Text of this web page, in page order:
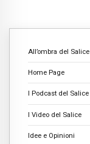
All’ombra del Salice
Home Page
I Podcast del Salice
I Video del Salice
Idee e Opinioni